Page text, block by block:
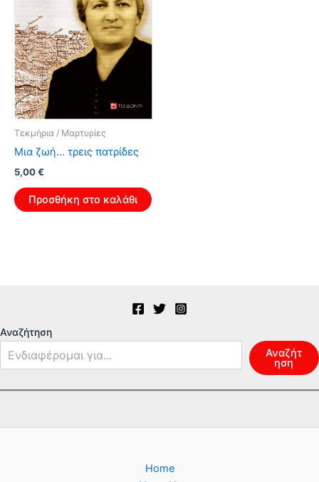
Τεκμήρια / Μαρτυρίες
Μια ζωή… τρεις πατρίδες
Original
was:
8,00 €.
5,00€
τιμή
είναι:
Προσθήκη στο καλάθι
Αναζήτηση
Αναζήτ
ηση
Home